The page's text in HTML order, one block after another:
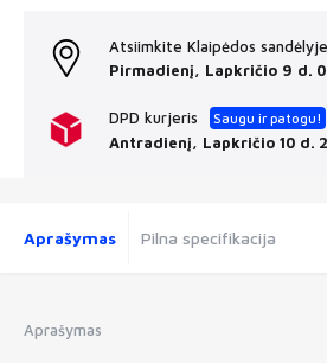
Atsiimkite Klaipėdos sandėlyje
Pirmadienį, Lapkričio 9 d.
DPD kurjeris Saugu ir patogu!
Antradienį, Lapkričio 10 d.
Aprašymas Pilna specifikacija
Aprašymas